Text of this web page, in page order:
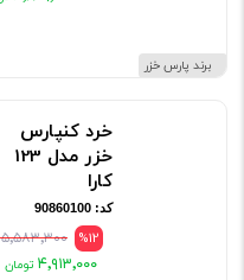
برند پارس خزر
خرد کنپارس
خزر مدل 123
کارا
کد: 90860100
%12 ۵٬۵۸۳٬۳۰۰
۴٬۹۱۳٬۰۰۰